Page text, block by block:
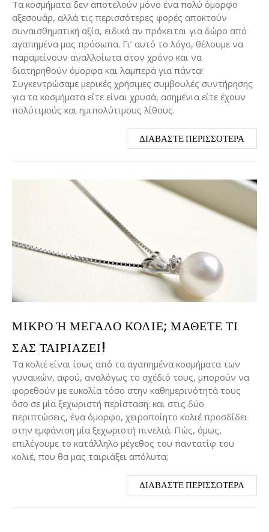
Τα κοσμήματα δεν αποτελούν μόνο ένα πολύ όμορφο
αξεσουάρ, αλλά τις περισσότερες φορές αποκτούν
συναισθηματική αξία, ειδικά αν πρόκειται για δώρο από
αγαπημένα μας πρόσωπα. Γι’ αυτό το λόγο, θέλουμε να
παραμείνουν αναλλοίωτα στον χρόνο και να
διατηρηθούν όμορφα και λαμπερά για πάντα!
Συγκεντρώσαμε μερικές χρήσιμες συμβουλές συντήρησης
για τα κοσμήματα είτε είναι χρυσά, ασημένια είτε έχουν
πολύτιμούς και ημιπολύτιμους λίθους.
ΔΙΑΒΆΣΤΕ ΠΕΡΙΣΣΌΤΕΡΑ
ΜΙΚΡΌ Ή ΜΕΓΆΛΟ ΚΟΛΙΈ; ΜΆΘΕΤΕ ΤΙ Σ
ΑΣ ΤΑΙΡΙΆΖΕΙ!
Τα κολιέ είναι ίσως από τα αγαπημένα κοσμήματα των
γυναικών, αφού, αναλόγως το σχέδιό τους, μπορούν να
φορεθούν με ευκολία τόσο στην καθημερινότητά τους
όσο σε μία ξεχωριστή περίσταση: και στις δύο
περιπτώσεις, ένα όμορφο, χειροποίητο κολιέ προσδίδει
στην εμφάνιση μία ξεχωριστή πινελιά. Πώς, όμως,
επιλέγουμε το κατάλληλο μέγεθος του παντατίφ του
κολιέ, που θα μας ταιριάξει απόλυτα;
ΔΙΑΒΆΣΤΕ ΠΕΡΙΣΣΌΤΕΡΑ